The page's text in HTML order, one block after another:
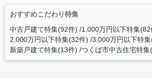
おすすめこだわり特集
中古戸建て特集(92件) 1,000万円以下特集(82
2,000万円以下特集(32件) 3,000万円以下特
新築戸建て特集(13件) つくば市中古住宅特集